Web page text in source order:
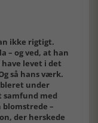
ikke rigtigt.
– og ved, at han
levet i det
så hans værk.
under
samfund med
–
der herskede